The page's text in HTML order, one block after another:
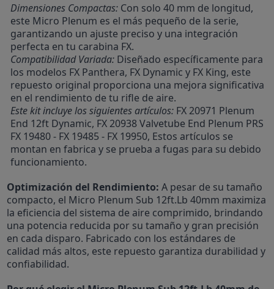
Dimensiones Compactas: Con solo 40 mm de longitud,
este Micro Plenum es el más pequeño de la serie,
garantizando un ajuste preciso y una integración
perfecta en tu carabina FX.
Compatibilidad Variada: Diseñado específicamente para
los modelos FX Panthera, FX Dynamic y FX King, este
repuesto original proporciona una mejora significativa
en el rendimiento de tu rifle de aire.
Este kit incluye los siguientes artículos: FX 20971 Plenum
End 12ft Dynamic, FX 20938 Valvetube End Plenum PRS
FX 19480 - FX 19485 - FX 19950, Estos artículos se
montan en fabrica y se prueba a fugas para su debido
funcionamiento.
Optimización del Rendimiento: A pesar de su tamaño
compacto, el Micro Plenum Sub 12ft.Lb 40mm maximiza
la eficiencia del sistema de aire comprimido, brindando
una potencia reducida por su tamaño y gran precisión
en cada disparo. Fabricado con los estándares de
calidad más altos, este repuesto garantiza durabilidad y
confiabilidad.